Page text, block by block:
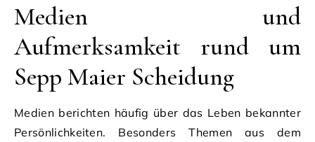
Medien und
Aufmerksamkeit rund um
Sepp Maier Scheidung
Medien berichten häufig über das Leben bekannter
Persönlichkeiten. Besonders Themen aus dem